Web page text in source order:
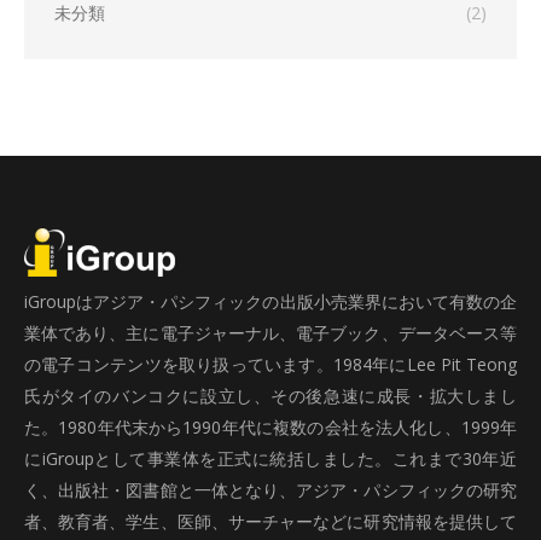
未分類
(2)
iGroupはアジア・パシフィックの出版小売業界において有数の企
業体であり、主に電子ジャーナル、電子ブック、データベース等
の電子コンテンツを取り扱っています。1984年にLee Pit Teong
氏がタイのバンコクに設立し、その後急速に成長・拡大しまし
た。1980年代末から1990年代に複数の会社を法人化し、1999年
にiGroupとして事業体を正式に統括しました。これまで30年近
く、出版社・図書館と一体となり、アジア・パシフィックの研究
者、教育者、学生、医師、サーチャーなどに研究情報を提供して